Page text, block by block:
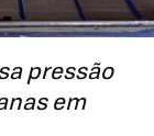
pressão
em